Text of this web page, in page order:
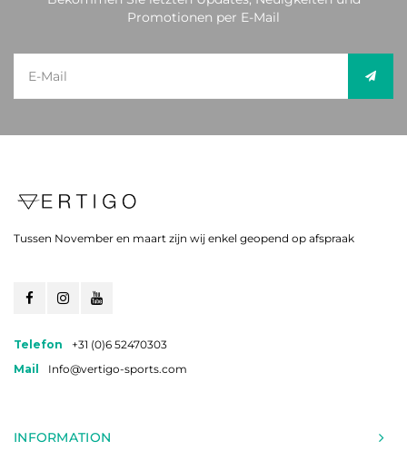
Promotionen per E-Mail
Tussen November en maart zijn wij enkel geopend op afspraak
Telefon
+31 (0)6 52470303
Mail
Info@vertigo-sports.com
INFORMATION